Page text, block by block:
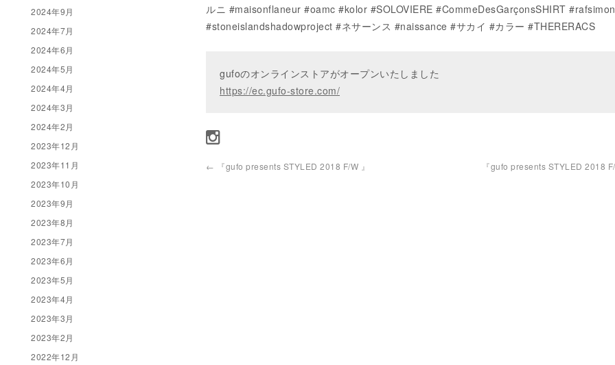
ルニ #maisonflaneur #oamc #kolor #SOLOVIERE #CommeDesGarçonsSHIRT
#stoneislandshadowproject #ネサーンス #naissance #サカイ #カラー #THERERACS
gufoのオンラインストアがオープンいたしました
https://ec.gufo-store.com/
← 『gufo presents STYLED 2018 F/W 』 『gufo presents STYLED 2018
2024年9月
2024年7月
2024年6月
2024年5月
2024年4月
2024年3月
2024年2月
2023年12月
2023年11月
2023年10月
2023年9月
2023年8月
2023年7月
2023年6月
2023年5月
2023年4月
2023年3月
2023年2月
2022年12月